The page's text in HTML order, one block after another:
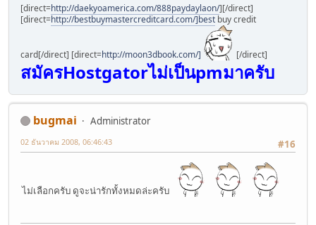
[direct=http://daekyoamerica.com/888paydaylaon/][/direct]
[direct=http://bestbuymastercreditcard.com/]best buy credit
card[/direct] [direct=http://moon3dbook.com/] [/direct]
สมัครHostgatorไม่เป็นpmมาครับ
bugmai
Administrator
#16
02 ธันวาคม 2008, 06:46:43
ไม่เลือกครับ ดูจะน่ารักทั้งหมดล่ะครับ